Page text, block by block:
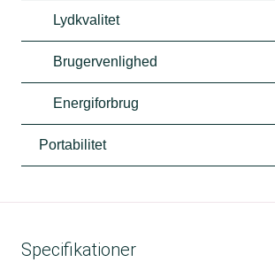
Lydkvalitet
Brugervenlighed
Energiforbrug
Portabilitet
Specifikationer